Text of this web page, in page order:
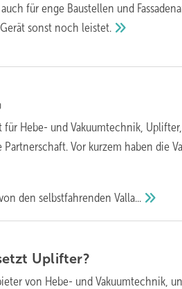
für enge Baustellen und
sonst noch leistet.
Hebe- und Vakuumtechnik,
Vor kurzem haben die
den selbstfahrendenValla...
Uplifter?
von Hebe- und Vakuumtechnik,